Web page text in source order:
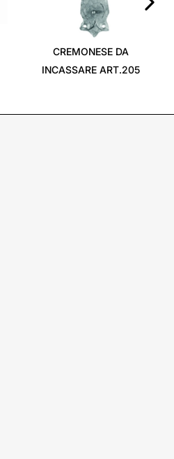
CREMONESE DA
INCASSARE ART.205